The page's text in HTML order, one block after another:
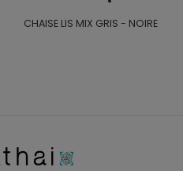
CHAISE LIS MIX GRIS - NOIRE